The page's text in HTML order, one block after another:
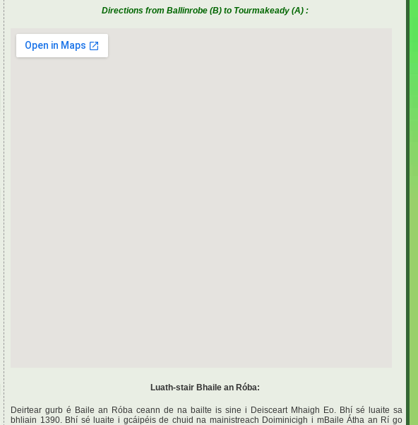
Directions from Ballinrobe (B) to Tourmakeady (A) :
Luath-stair Bhaile an Róba:
Deirtear gurb é Baile an Róba ceann de na bailte is sine i Deisceart Mhaigh Eo. Bhí sé luaite sa
bhliain 1390. Bhí sé luaite i gcáipéis de chuid na mainistreach Doiminicigh i mBaile Átha an Rí go